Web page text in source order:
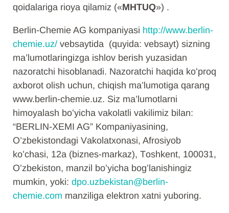
qoidalariga rioya qilamiz («MHTUQ») .
Berlin-Chemie AG kompaniyasi http://www.berlin-
chemie.uz/ vebsaytida (quyida: vebsayt) sizning
ma’lumotlaringizga ishlov berish yuzasidan
nazoratchi hisoblanadi. Nazoratchi haqida koʻproq
axborot olish uchun, chiqish ma’lumotiga qarang
www.berlin-chemie.uz. Siz ma’lumotlarni
himoyalash boʻyicha vakolatli vakilimiz bilan:
“BERLIN-XEMI AG” Kоmpаniyasining,
O’zbеkistоndаgi Vаkоlаtхоnаsi, Afrosiyob
ko’chasi, 12a (biznes-markaz), Tоshkеnt, 100031,
O’zbеkistоn, manzil boʻyicha bogʻlanishingiz
mumkin, yoki: dpo.uzbekistan@berlin-
chemie.com manziliga elektron xatni yuboring.